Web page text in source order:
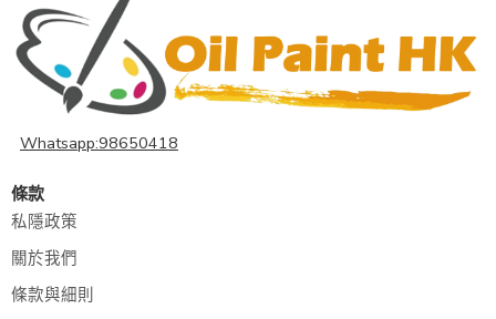
Whatsapp:98650418
條款
私隱政策
關於我們
條款與細則